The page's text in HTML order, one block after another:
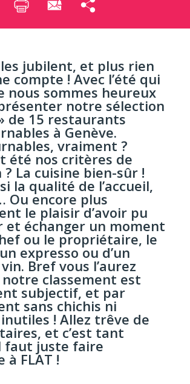
jubilent, et plus rien
compte ! Avec l’été qui
nous sommes heureux
notre sélection
de 15 restaurants
à Genève.
vraiment ?
été nos critères de
La cuisine bien-sûr !
la qualité de l’accueil,
Ou encore plus
le plaisir d’avoir pu
et échanger un moment
ou le propriétaire, le
expresso ou d’un
Bref vous l’aurez
classement est
subjectif, et par
sans chichis ni
! Allez trêve de
et c’est tant
faut juste faire
à FLAT !